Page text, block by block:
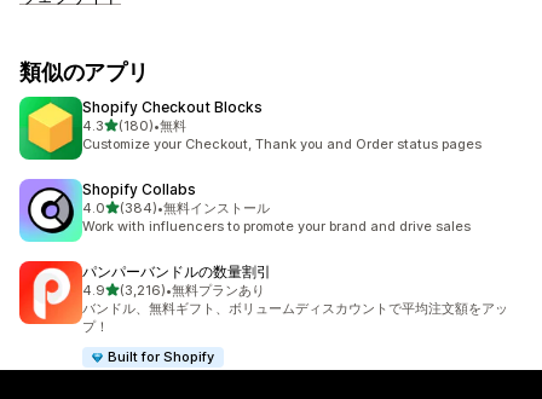
類似のアプリ
Shopify Checkout Blocks
4.35つ星中
(180)
合計レビュー数：180件
•無料
Customize your Checkout, Thank you and Order status pages
Shopify Collabs
4.05つ星中
(384)
合計レビュー数：384件
•無料インストール
Work with influencers to promote your brand and drive sales
パンパーバンドルの数量割引
4.95つ星中
(3,216)
合計レビュー数：3216件
•無料プランあり
バンドル、無料ギフト、ボリュームディスカウントで平均注文額をアッ
プ！
Built for Shopify